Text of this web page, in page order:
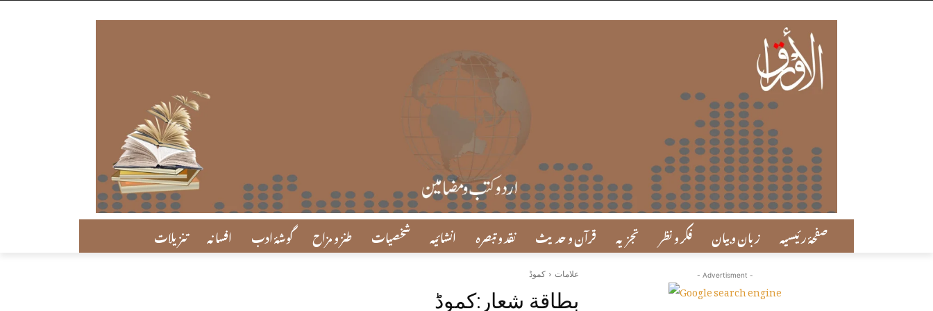
تنزیلات افسانہ گوشۂ ادب طنز و مزاح شخصیات انشائیہ نقد و تبصرہ قرآن و حدیث تجزیہ فکر و نظر زبان و بیان صفحۂ رئیسیہ
علامات کموڈ
بطاقة شعار:کموڈ
- Advertisment -